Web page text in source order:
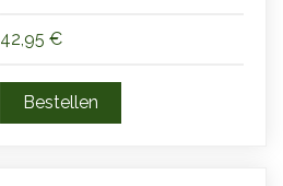
42,95 €